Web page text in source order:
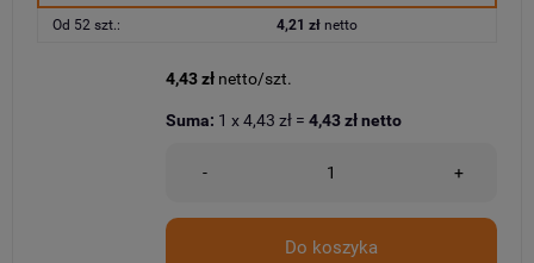
Od 52 szt.: 4,21 złnetto
4,43 zł netto/szt.
- +
Do koszyka
Suma: 1 x4,43 zł = 4,43 złnetto